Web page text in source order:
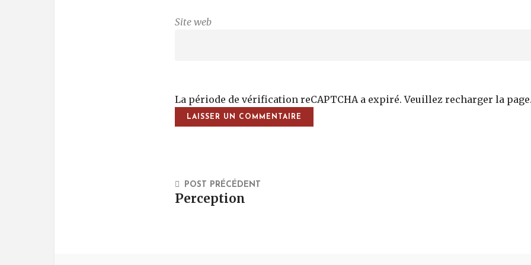
Site web
La période de vérification reCAPTCHA a expiré. Veuillez recharger la
Post Navigation
POST PRÉCÉDENT
Perception